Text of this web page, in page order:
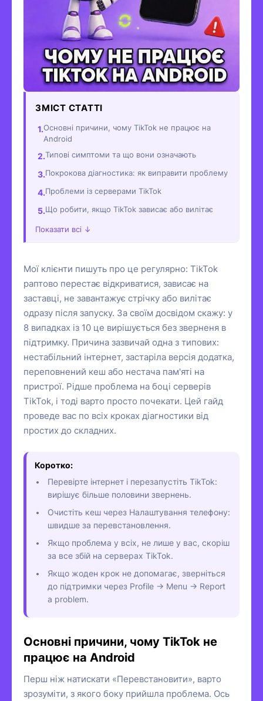
ЗМІСТ СТАТТІ
Основні причини, чому TikTok не працює на
Android
Типові симптоми та що вони означають
Покрокова діагностика: як виправити проблему
Проблеми із серверами TikTok
Що робити, якщо TikTok зависає або вилітає
Показати всі ↓
Мої клієнти пишуть про це регулярно: TikTok
раптово перестає відкриватися, зависає на
заставці, не завантажує стрічку або вилітає
одразу після запуску. За своїм досвідом скажу: у
8 випадках із 10 це вирішується без зверненя в
підтримку. Причина зазвичай одна з типових:
нестабільний інтернет, застаріла версія додатка,
переповнений кеш або нестача пам'яті на
пристрої. Рідше проблема на боці серверів
TikTok, і тоді варто просто почекати. Цей гайд
проведе вас по всіх кроках діагностики від
простих до складних.
Коротко:
Перевірте інтернет і перезапустіть TikTok:
вирішує більше половини звернень.
Очистіть кеш через Налаштування телефону:
швидше за перевстановлення.
Якщо проблема у всіх, не лише у вас, скоріш
за все збій на серверах TikTok.
Якщо жоден крок не допомагає, зверніться
до підтримки через Profile → Menu → Report
a problem.
Основні причини, чому TikTok не
працює на Android
Перш ніж натискати «Перевстановити», варто
зрозуміти, з якого боку прийшла проблема. Ось